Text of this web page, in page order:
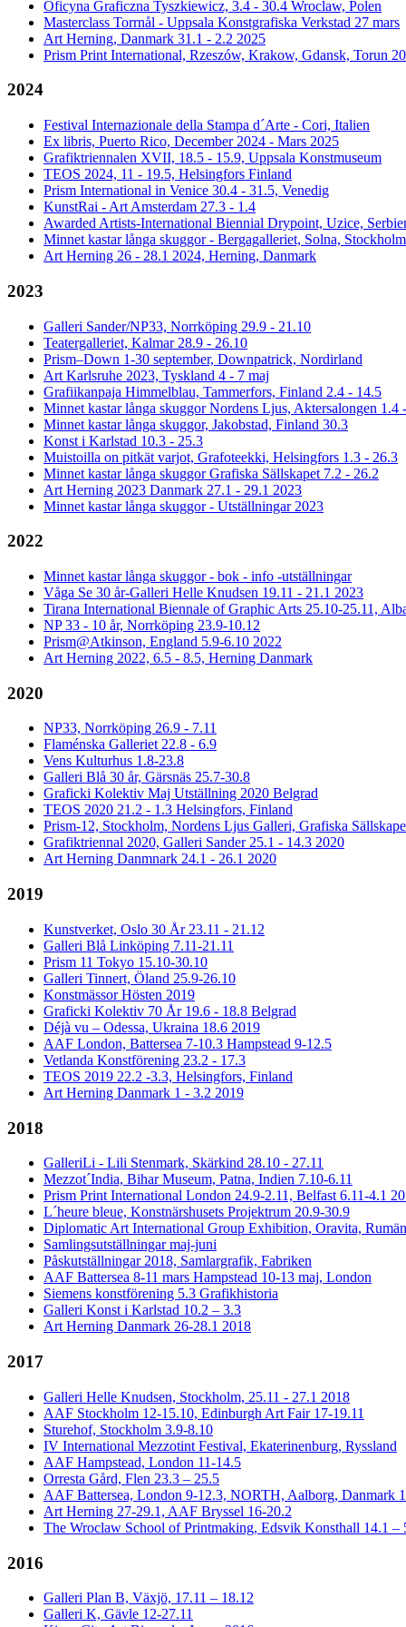
Oficyna Graficzna Tyszkiewicz, 3.4 - 30.4 Wroclaw, Polen
Masterclass Torrnål - Uppsala Konstgrafiska Verkstad 27 mars
Art Herning, Danmark 31.1 - 2.2 2025
Prism Print International, Rzeszów, Krakow, Gdansk, Torun
2024
Festival Internazionale della Stampa d´Arte - Cori, Italien
Ex libris, Puerto Rico, December 2024 - Mars 2025
Grafiktriennalen XVII, 18.5 - 15.9, Uppsala Konstmuseum
TEOS 2024, 11 - 19.5, Helsingfors Finland
Prism International in Venice 30.4 - 31.5, Venedig
KunstRai - Art Amsterdam 27.3 - 1.4
Awarded Artists-International Biennial Drypoint, Uzice,
Minnet kastar långa skuggor - Bergagalleriet, Solna,
Art Herning 26 - 28.1 2024, Herning, Danmark
2023
Galleri Sander/NP33, Norrköping 29.9 - 21.10
Teatergalleriet, Kalmar 28.9 - 26.10
Prism–Down 1-30 september, Downpatrick, Nordirland
Art Karlsruhe 2023, Tyskland 4 - 7 maj
Grafiikanpaja Himmelblau, Tammerfors, Finland 2.4 - 14.5
Minnet kastar långa skuggor Nordens Ljus, Aktersalongen 1.4
Minnet kastar långa skuggor, Jakobstad, Finland 30.3
Konst i Karlstad 10.3 - 25.3
Muistoilla on pitkät varjot, Grafoteekki, Helsingfors 1.3 - 26.3
Minnet kastar långa skuggor Grafiska Sällskapet 7.2 - 26.2
Art Herning 2023 Danmark 27.1 - 29.1 2023
Minnet kastar långa skuggor - Utställningar 2023
2022
Minnet kastar långa skuggor - bok - info -utställningar
Våga Se 30 år-Galleri Helle Knudsen 19.11 - 21.1 2023
Tirana International Biennale of Graphic Arts 25.10-25.11,
NP 33 - 10 år, Norrköping 23.9-10.12
Prism@Atkinson, England 5.9-6.10 2022
Art Herning 2022, 6.5 - 8.5, Herning Danmark
2020
NP33, Norrköping 26.9 - 7.11
Flaménska Galleriet 22.8 - 6.9
Vens Kulturhus 1.8-23.8
Galleri Blå 30 år, Gärsnäs 25.7-30.8
Graficki Kolektiv Maj Utställning 2020 Belgrad
TEOS 2020 21.2 - 1.3 Helsingfors, Finland
Prism-12, Stockholm, Nordens Ljus Galleri, Grafiska
Grafiktriennal 2020, Galleri Sander 25.1 - 14.3 2020
Art Herning Danmnark 24.1 - 26.1 2020
2019
Kunstverket, Oslo 30 År 23.11 - 21.12
Galleri Blå Linköping 7.11-21.11
Prism 11 Tokyo 15.10-30.10
Galleri Tinnert, Öland 25.9-26.10
Konstmässor Hösten 2019
Graficki Kolektiv 70 År 19.6 - 18.8 Belgrad
Déjà vu – Odessa, Ukraina 18.6 2019
AAF London, Battersea 7-10.3 Hampstead 9-12.5
Vetlanda Konstförening 23.2 - 17.3
TEOS 2019 22.2 -3.3, Helsingfors, Finland
Art Herning Danmark 1 - 3.2 2019
2018
GalleriLi - Lili Stenmark, Skärkind 28.10 - 27.11
Mezzot´India, Bihar Museum, Patna, Indien 7.10-6.11
Prism Print International London 24.9-2.11, Belfast 6.11-4.1
L´heure bleue, Konstnärshusets Projektrum 20.9-30.9
Diplomatic Art International Group Exhibition, Oravita,
Samlingsutställningar maj-juni
Påskutställningar 2018, Samlargrafik, Fabriken
AAF Battersea 8-11 mars Hampstead 10-13 maj, London
Siemens konstförening 5.3 Grafikhistoria
Galleri Konst i Karlstad 10.2 – 3.3
Art Herning Danmark 26-28.1 2018
2017
Galleri Helle Knudsen, Stockholm, 25.11 - 27.1 2018
AAF Stockholm 12-15.10, Edinburgh Art Fair 17-19.11
Sturehof, Stockholm 3.9-8.10
IV International Mezzotint Festival, Ekaterinenburg, Ryssland
AAF Hampstead, London 11-14.5
Orresta Gård, Flen 23.3 – 25.5
AAF Battersea, London 9-12.3, NORTH, Aalborg, Danmark
Art Herning 27-29.1, AAF Bryssel 16-20.2
The Wroclaw School of Printmaking, Edsvik Konsthall 14.1 –
2016
Galleri Plan B, Växjö, 17.11 – 18.12
Galleri K, Gävle 12-27.11